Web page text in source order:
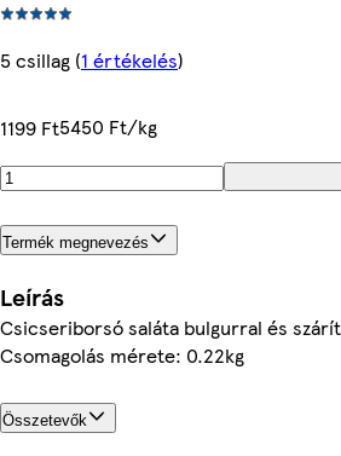
5 csillag (1 értékelés)
1199 Ft5450 Ft/kg
Termék megnevezés
Leírás
Csicseriborsó saláta bulgurral és
Csomagolás mérete: 0.22kg
Összetevők